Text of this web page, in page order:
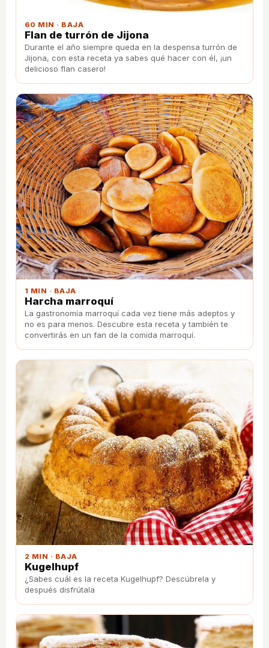
60 MIN · BAJA
Flan de turrón de Jijona
Durante el año siempre queda en la despensa turrón de
Jijona, con esta receta ya sabes qué hacer con él, ¡un
delicioso flan casero!
1 MIN · BAJA
Harcha marroquí
La gastronomía marroquí cada vez tiene más adeptos y
no es para menos. Descubre esta receta y también te
convertirás en un fan de la comida marroquí.
2 MIN · BAJA
Kugelhupf
¿Sabes cuál es la receta Kugelhupf? Descúbrela y
después disfrútala